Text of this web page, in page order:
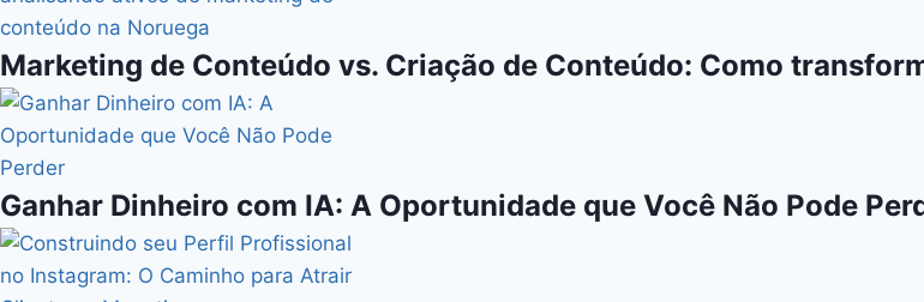
Marketing de Conteúdo vs. Criação de Conteúdo: Como
Ganhar Dinheiro com IA: A Oportunidade que Você Não Pode